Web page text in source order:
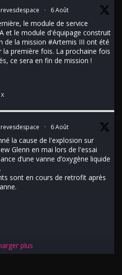
· 6 Août
le module de service
et le module d'équipage construit
de la mission #Artemis III ont été
la première fois. La prochaine fois
ce sera en fin de mission !
X
· 6 Août
la cause de l'explosion sur
Glenn en mai lors de l'essai
d’une vanne d’oxygène liquide
sont en cours de retrofit après
plus